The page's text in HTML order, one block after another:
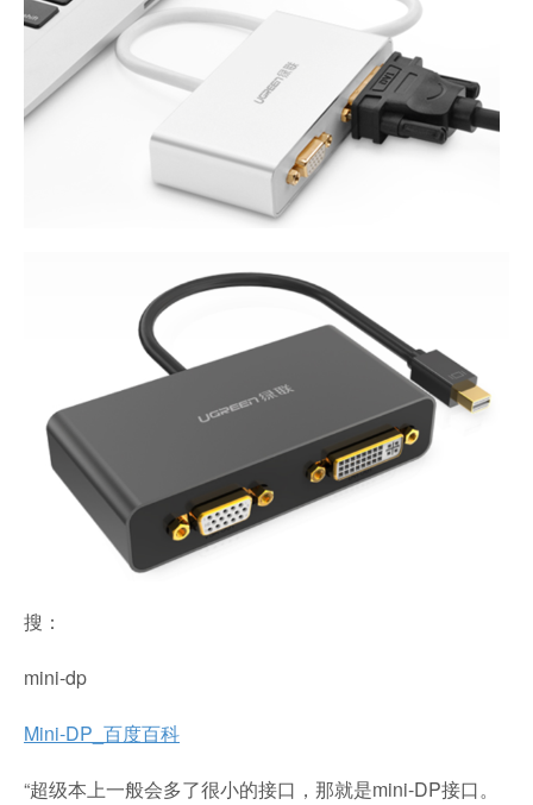
搜：
mini-dp
Mini-DP_百度百科
“超级本上一般会多了很小的接口，那就是mini-DP接口。